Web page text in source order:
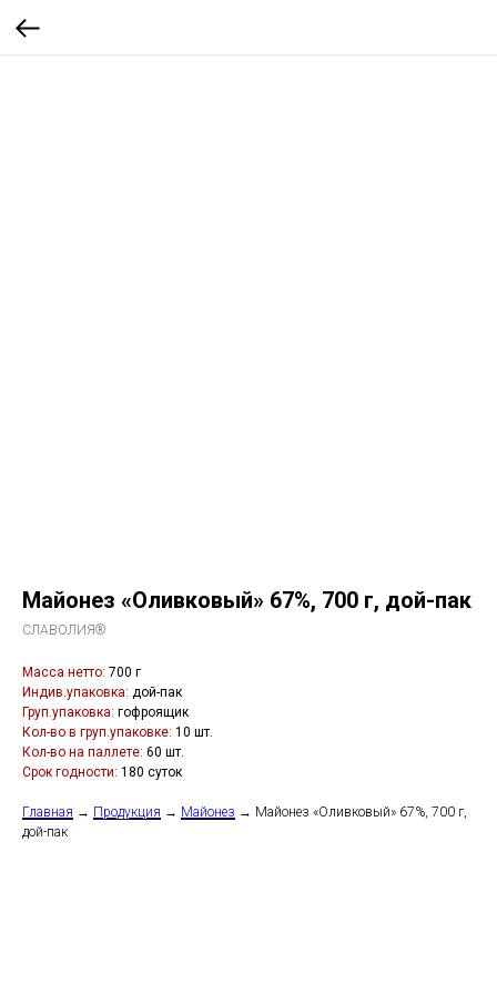
Майонез «Оливковый» 67%, 700 г, дой-пак
СЛАВОЛИЯ®
Масса нетто: 700 г
Индив.упаковка: дой-пак
Груп.упаковка: гофроящик
Кол-во в груп.упаковке: 10 шт.
Кол-во на паллете: 60 шт.
Срок годности: 180 суток
Главная → Продукция → Майонез → Майонез «Оливковый» 67%, 700 г,
дой-пак